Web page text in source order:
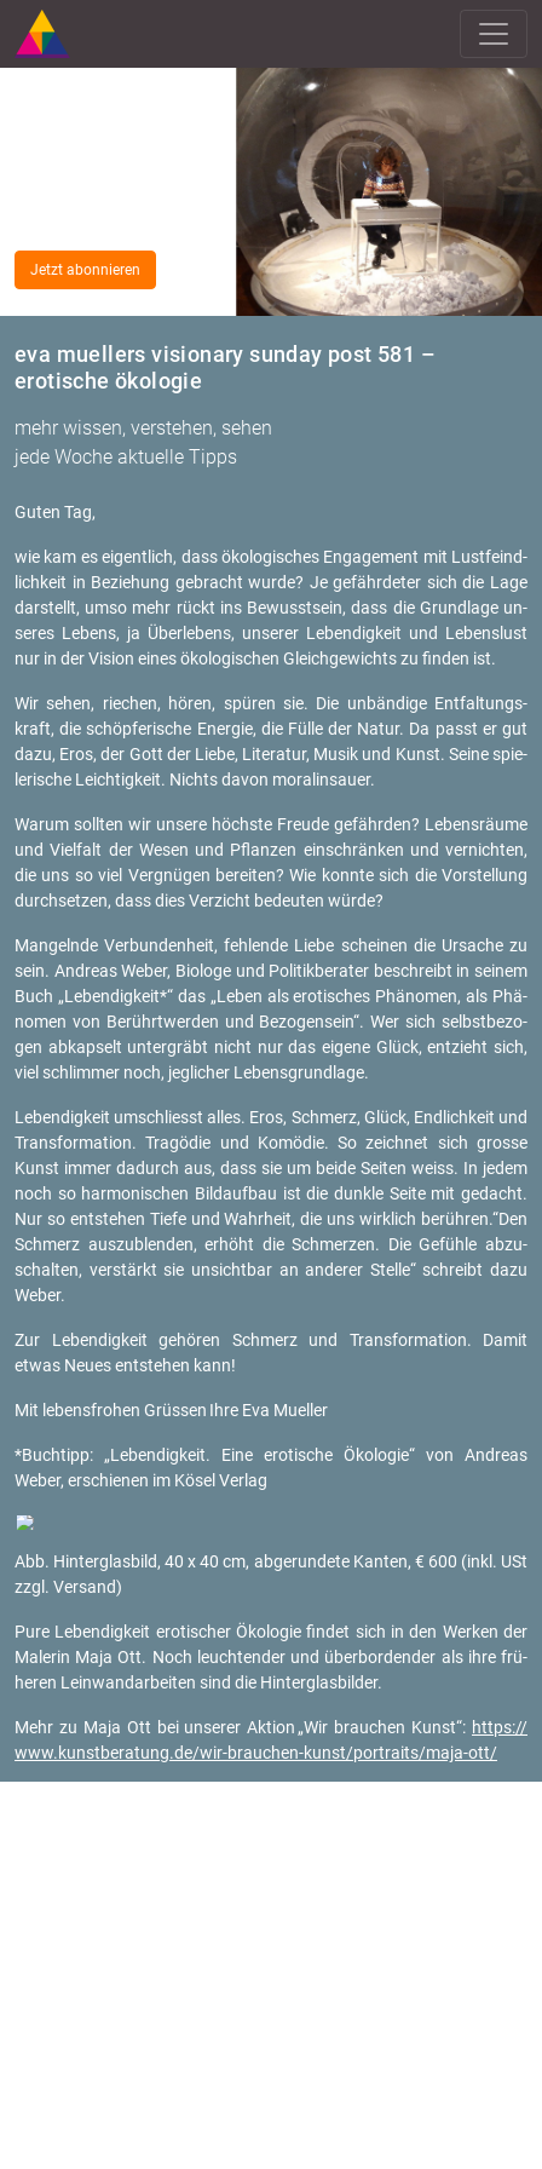
eva muellers visionary sunday post 581 –
erotische ökologie
mehr wissen, verstehen, sehen
jede Woche aktuelle Tipps
Jetzt abonnieren
Guten Tag,
wie kam es ei­gent­lich, dass öko­lo­gi­sches En­ga­ge­ment mit Lust­feind­
lich­keit in Be­zie­hung ge­bracht wurde? Je ge­fähr­de­ter sich die Lage
dar­stellt, umso mehr rückt ins Be­wusst­sein, dass die Grund­la­ge un­
se­res Le­bens, ja Über­le­bens, un­se­rer Le­ben­dig­keit und Le­bens­lust
nur in der Vi­si­on eines öko­lo­gi­schen Gleich­ge­wichts zu fin­den ist.
Wir sehen, rie­chen, hören, spü­ren sie. Die un­bän­di­ge Ent­fal­tungs­
kraft, die schöp­fe­ri­sche En­er­gie, die Fülle der Natur. Da passt er gut
dazu, Eros, der Gott der Liebe, Li­te­ra­tur, Musik und Kunst. Seine spie­
le­ri­sche Leich­tig­keit. Nichts davon mo­ra­lin­sau­er.
Warum soll­ten wir un­se­re höchs­te Freu­de ge­fähr­den? Le­bens­räu­me
und Viel­falt der Wesen und Pflan­zen ein­schrän­ken und ver­nich­ten,
die uns so viel Ver­gnü­gen be­rei­ten? Wie konn­te sich die Vor­stel­lung
durch­set­zen, dass dies Ver­zicht be­deu­ten würde?
Man­geln­de Ver­bun­den­heit, feh­len­de Liebe schei­nen die Ur­sa­che zu
sein. An­dre­as Weber, Bio­lo­ge und Po­li­tik­be­ra­ter be­schreibt in sei­nem
Buch „Le­ben­dig­keit*“ das „Leben als ero­ti­sches Phä­no­men, als Phä­
no­men von Be­rührt­wer­den und Be­zo­gen­sein“. Wer sich selbst­be­zo­
gen ab­kap­selt un­ter­gräbt nicht nur das ei­ge­ne Glück, ent­zieht sich,
viel schlim­mer noch, jeg­li­cher Le­bens­grund­la­ge.
Le­ben­dig­keit um­schliesst alles. Eros, Schmerz, Glück, End­lich­keit und
Trans­for­ma­ti­on. Tra­gö­die und Ko­mö­die. So zeich­net sich gros­se
Kunst immer da­durch aus, dass sie um beide Sei­ten weiss. In jedem
noch so har­mo­ni­schen Bild­auf­bau ist die dunk­le Seite mit ge­dacht.
Nur so ent­ste­hen Tiefe und Wahr­heit, die uns wirk­lich be­rüh­ren.“Den
Schmerz aus­zu­blen­den, er­höht die Schmer­zen. Die Ge­füh­le ab­zu­
schal­ten, ver­stärkt sie un­sicht­bar an an­de­rer Stel­le“ schreibt dazu
Weber.
Zur Le­ben­dig­keit ge­hö­ren Schmerz und Trans­for­ma­ti­on. Damit
etwas Neues ent­ste­hen kann!
Mit le­bens­fro­hen Grüs­sen Ihre Eva Mu­el­ler
*Buch­tipp: „Le­ben­dig­keit. Eine ero­ti­sche Öko­lo­gie“ von An­dre­as
Weber, er­schie­nen im Kösel Ver­lag
Abb. Hin­ter­glas­bild, 40 x 40 cm, ab­ge­run­de­te Kan­ten, € 600 (inkl. USt
zzgl. Ver­sand)
Pure Le­ben­dig­keit ero­ti­scher Öko­lo­gie fin­det sich in den Wer­ken der
Ma­le­rin Maja Ott. Noch leuch­ten­der und über­bor­den­der als ihre frü­
he­ren Lein­wand­ar­bei­ten sind die Hin­ter­glas­bil­der.
Mehr zu Maja Ott bei un­se­rer Ak­ti­on „Wir brau­chen Kunst“: https://​
www.​kun​stbe​ratu​ng.​de/​wir-​brauchen-​kunst/​portraits/​maja-​ott/